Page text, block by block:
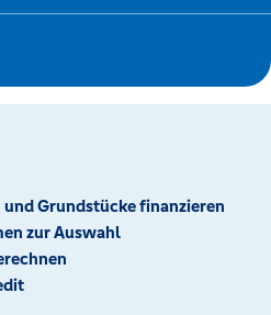
Grundstücke finanzieren
zur Auswahl